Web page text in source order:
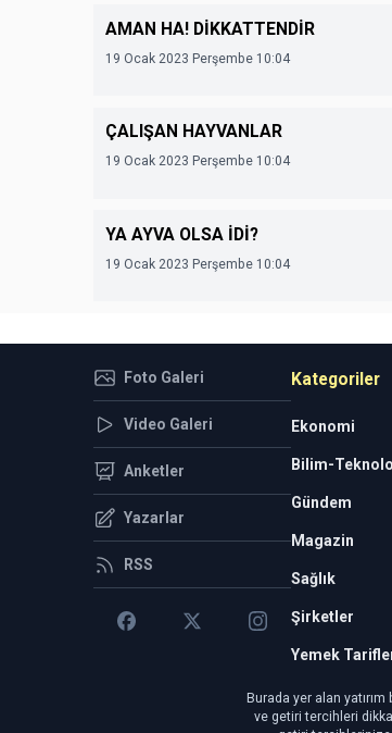
AMAN HA! DİKKATTENDİR
19 Ocak 2023 Perşembe 10:04
ÇALIŞAN HAYVANLAR
19 Ocak 2023 Perşembe 10:04
YA AYVA OLSA İDİ?
19 Ocak 2023 Perşembe 10:04
Foto Galeri
Video Galeri
Anketler
Yazarlar
RSS
Kategoriler
Ekonomi
Bilim-
Gündem
Magazin
Sağlık
Şirketler
Yemek
Burada yer alan yatırım
ve getiri tercihleri